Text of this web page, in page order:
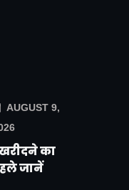
AUGUST 9,
का
जानें